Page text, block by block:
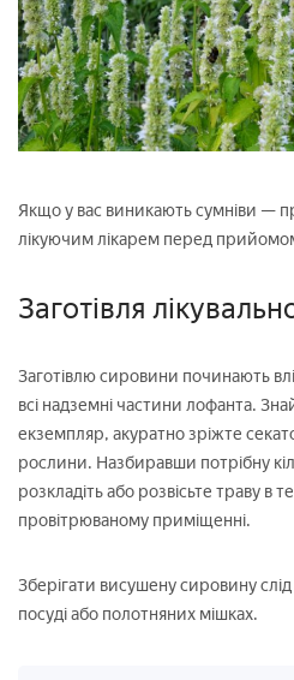
Якщо у вас виникають сумніви —
лікуючим лікарем перед
Заготівля
Заготівлю сировини починають
всі надземні частини лофанта.
екземпляр, акуратно зріжте
рослини. Назбиравши потрібну
розкладіть або розвісьте траву в
провітрюваному приміщенні.
Зберігати висушену сировину
посуді або полотняних мішках.